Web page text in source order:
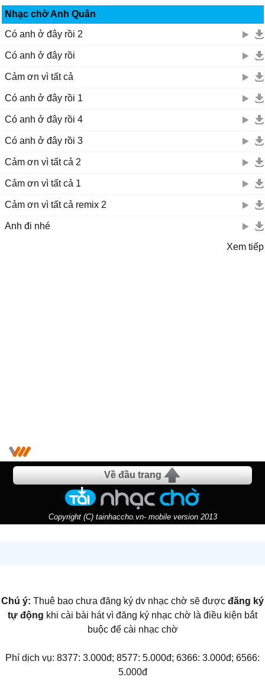
Nhạc chờ Anh Quân
Có anh ở đây rồi 2
Có anh ở đây rồi
Cảm ơn vì tất cả
Có anh ở đây rồi 1
Có anh ở đây rồi 4
Có anh ở đây rồi 3
Cảm ơn vì tất cả 2
Cảm ơn vì tất cả 1
Cảm ơn vì tất cả remix 2
Anh đi nhé
Xem tiếp
Về đầu trang
Copyright (C) tainhaccho.vn- mobile version 2013
Chú ý: Thuê bao chưa đăng ký dv nhạc chờ sẽ được đăng ký
tự động khi cài bài hát vì đăng ký nhạc chờ là điều kiện bắt
buộc để cài nhạc chờ
Phí dịch vụ: 8377: 3.000đ; 8577: 5.000đ; 6366: 3.000đ; 6566:
5.000đ